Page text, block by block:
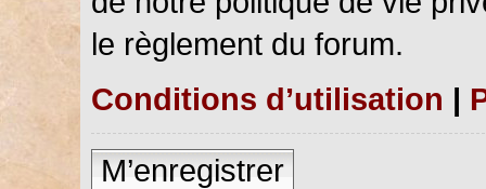
le règlement du forum.
Conditions d’utilisation |
M’enregistrer